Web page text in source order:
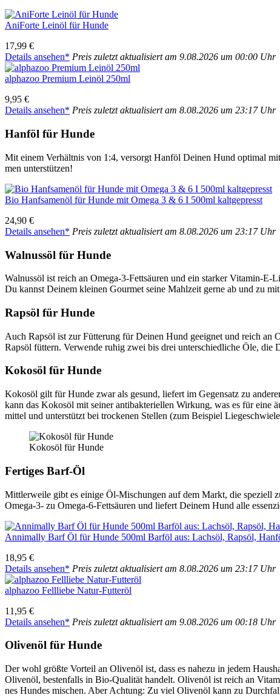
Ani­For­te Lein­öl für Hun­de
17,99 €
Details anse­hen* Preis zuletzt aktua­li­siert am 9.08.2026 um 00:00 Uhr
alpha­zoo Pre­mi­um Lein­öl 250ml
9,95 €
Details anse­hen* Preis zuletzt aktua­li­siert am 8.08.2026 um 23:17 Uhr
Hanf­öl für Hun­de
Mit einem Ver­hält­nis von 1:4, ver­sorgt Hanf­öl Dei­nen Hund opti­mal
men unter­stüt­zen!
Bio Hanf­sa­men­öl für Hun­de mit Ome­ga 3 & 6 I 500ml kalt­ge­presst
24,90 €
Details anse­hen* Preis zuletzt aktua­li­siert am 8.08.2026 um 23:17 Uhr
Wal­nuss­öl für Hun­de
Wal­nuss­öl ist reich an Ome­ga-3-Fett­säu­ren und ein star­ker Vit­amin-
Du kannst Dei­nem klei­nen Gour­met sei­ne Mahl­zeit ger­ne ab und zu
Raps­öl für Hun­de
Auch Raps­öl ist zur Füt­te­rung für Dei­nen Hund geeig­net und reich an
Raps­öl füt­tern. Ver­wen­de ruhig zwei bis drei unter­schied­li­che Öle, die
Kokos­öl für Hun­de
Kokos­öl gilt für Hun­de zwar als gesund, lie­fert im Gegen­satz zu
kann das Kokos­öl mit sei­ner anti­bak­te­ri­el­len Wir­kung, was es für
mit­tel und unter­stützt bei tro­cke­nen Stel­len (zum Bei­spiel
Kokos­öl für Hun­de
Fer­ti­ges Barf-Öl
Mitt­ler­wei­le gibt es eini­ge Öl-Mischun­gen auf dem Markt, die spe­zi­ell
Ome­ga-3- zu Ome­ga-6-Fett­säu­ren und lie­fert Dei­nem Hund alle
Anni­mal­ly Barf Öl für Hun­de 500ml Barf­öl aus: Lachs­öl, Raps­öl,
18,95 €
Details anse­hen* Preis zuletzt aktua­li­siert am 8.08.2026 um 23:17 Uhr
alpha­zoo Fell­lie­be Natur-Fut­ter­öl
11,95 €
Details anse­hen* Preis zuletzt aktua­li­siert am 9.08.2026 um 00:18 Uhr
Oli­ven­öl für Hun­de
Der wohl größ­te Vor­teil an Oli­ven­öl ist, dass es nahe­zu in jedem
Oli­ven­öl, bes­ten­falls in Bio-Qua­li­tät han­delt. Oli­ven­öl ist reich an
nes Hun­des mischen. Aber Ach­tung: Zu viel Oli­ven­öl kann zu